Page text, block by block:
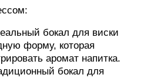
бокал для виски
форму, которая
аромат напитка.
бокал для